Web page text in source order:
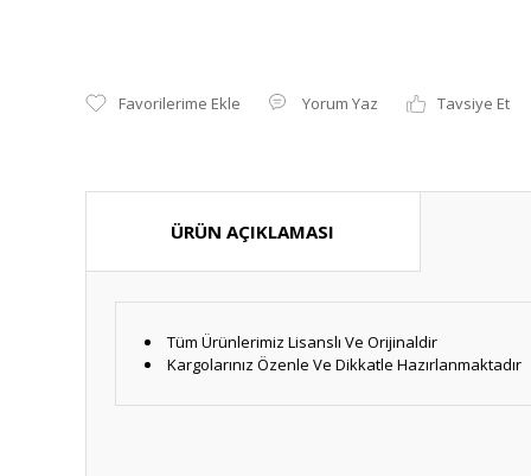
Yorum Yaz Tavsiye Et
ÜRÜN AÇIKLAMASI
Tüm Ürünlerimiz Lisanslı Ve Orijinaldir
Kargolarınız Özenle Ve Dikkatle Hazırlanmaktadır